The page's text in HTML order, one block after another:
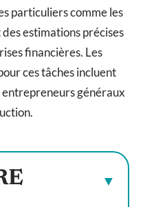
particuliers comme les
estimations précises
financières. Les
ces tâches incluent
généraux